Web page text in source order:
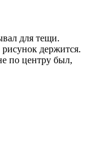
для тещи.
держится.
по центру был,